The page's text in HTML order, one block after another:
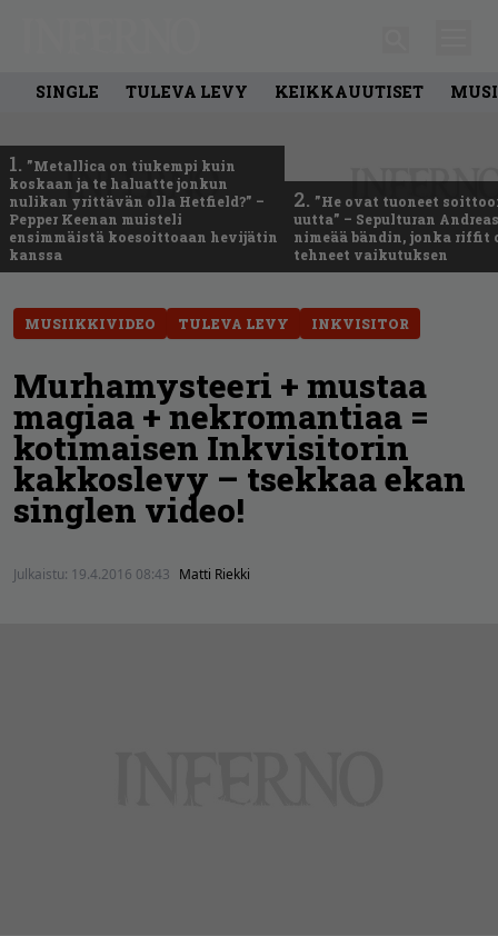
SINGLE TULEVA LEVY KEIKKAUUTISET
1. ”Metallica on tiukempi kuin
koskaan ja te haluatte jonkun
nulikan yrittävän olla Hetfield?” –
Pepper Keenan muisteli
ensimmäistä koesoittoaan hevijätin
kanssa
2. ”He ovat tuoneet
uutta” – Sepulturan
nimeää bändin, jonka riffit
tehneet vaikutuksen
MUSIIKKIVIDEO TULEVA LEVY INKVISITOR
Murhamysteeri + mustaa
magiaa + nekromantiaa =
kotimaisen Inkvisitorin
kakkoslevy – tsekkaa ekan
singlen video!
Julkaistu: 19.4.2016 08:43 Matti Riekki